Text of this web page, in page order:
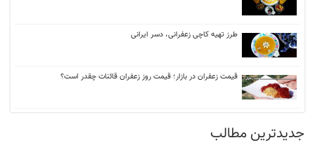
طرز تهیه کاچی زعفرانی، دسر ایرانی
قیمت زعفران در بازار؛ قیمت روز زعفران قائنات چقدر است؟
جدیدترین مطالب